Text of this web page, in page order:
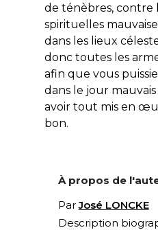
de ténèbres, contre
spirituelles
dans les lieux
donc toutes les
afin que vous
dans le jour
avoir tout mis en
bon.
À propos de
ParJosé LONCKE
Description